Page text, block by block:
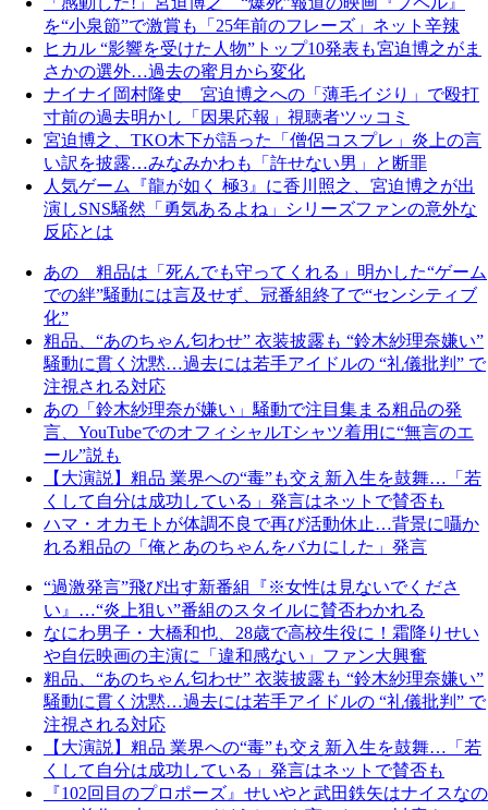
を“小泉節”で激賞も「25年前のフレーズ」ネット辛辣
ヒカル “影響を受けた人物”トップ10発表も宮迫博之がま
さかの選外…過去の蜜月から変化
ナイナイ岡村隆史 宮迫博之への「薄毛イジり」で殴打
寸前の過去明かし「因果応報」視聴者ツッコミ
宮迫博之、TKO木下が語った「僧侶コスプレ」炎上の言
い訳を披露…みなみかわも「許せない男」と断罪
人気ゲーム『龍が如く 極3』に香川照之、宮迫博之が出
演しSNS騒然「勇気あるよね」シリーズファンの意外な
反応とは
あの 粗品は「死んでも守ってくれる」明かした“ゲーム
での絆”騒動には言及せず、冠番組終了で“センシティブ
化”
粗品、“あのちゃん匂わせ” 衣装披露も “鈴木紗理奈嫌い”
騒動に貫く沈黙…過去には若手アイドルの “礼儀批判” で
注視される対応
あの「鈴木紗理奈が嫌い」騒動で注目集まる粗品の発
言、YouTubeでのオフィシャルTシャツ着用に“無言のエ
ール”説も
【大演説】粗品 業界への“毒”も交え新入生を鼓舞…「若
くして自分は成功している」発言はネットで賛否も
ハマ・オカモトが体調不良で再び活動休止…背景に囁か
れる粗品の「俺とあのちゃんをバカにした」発言
“過激発言”飛び出す新番組『※女性は見ないでくださ
い』…“炎上狙い”番組のスタイルに賛否わかれる
なにわ男子・大橋和也、28歳で高校生役に！霜降りせい
や自伝映画の主演に「違和感ない」ファン大興奮
粗品、“あのちゃん匂わせ” 衣装披露も “鈴木紗理奈嫌い”
騒動に貫く沈黙…過去には若手アイドルの “礼儀批判” で
注視される対応
【大演説】粗品 業界への“毒”も交え新入生を鼓舞…「若
くして自分は成功している」発言はネットで賛否も
『102回目のプロポーズ』せいやと武田鉄矢はナイスなの